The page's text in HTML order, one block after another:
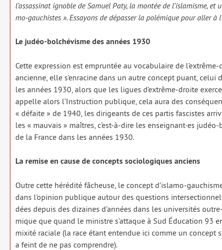
l’assassinat ignoble de Samuel Paty, la mon­tée de l’islamisme,
mo-gau­chistes ». Essayons de dépas­ser la polé­mique pour aller à
Le judéo-bol­ché­visme des années 1930
Cette expres­sion est emprun­tée au voca­bu­laire de
ancienne, elle s’enracine dans un autre concept puant,
les années 1930, alors que les ligues d’extrême-droite
appelle alors l’Instruction publique, cela aura des
« défaite » de 1940, les diri­geants de ces par­tis fas­cistes
les « mau­vais » maîtres, c’est-à-dire les enseignant·es
de la France dans les années 1930.
La remise en cause de concepts socio­lo­giques anciens
Outre cette héré­di­té fâcheuse, le concept d’islamo-
dans l’opinion publique autour des ques­tions
dées depuis des dizaines d’années dans les uni­ver­si­tés
mique que quand le ministre s’attaque à Sud Éducation 93
mixi­té raciale (la race étant enten­due ici comme un
a feint de ne pas com­prendre).